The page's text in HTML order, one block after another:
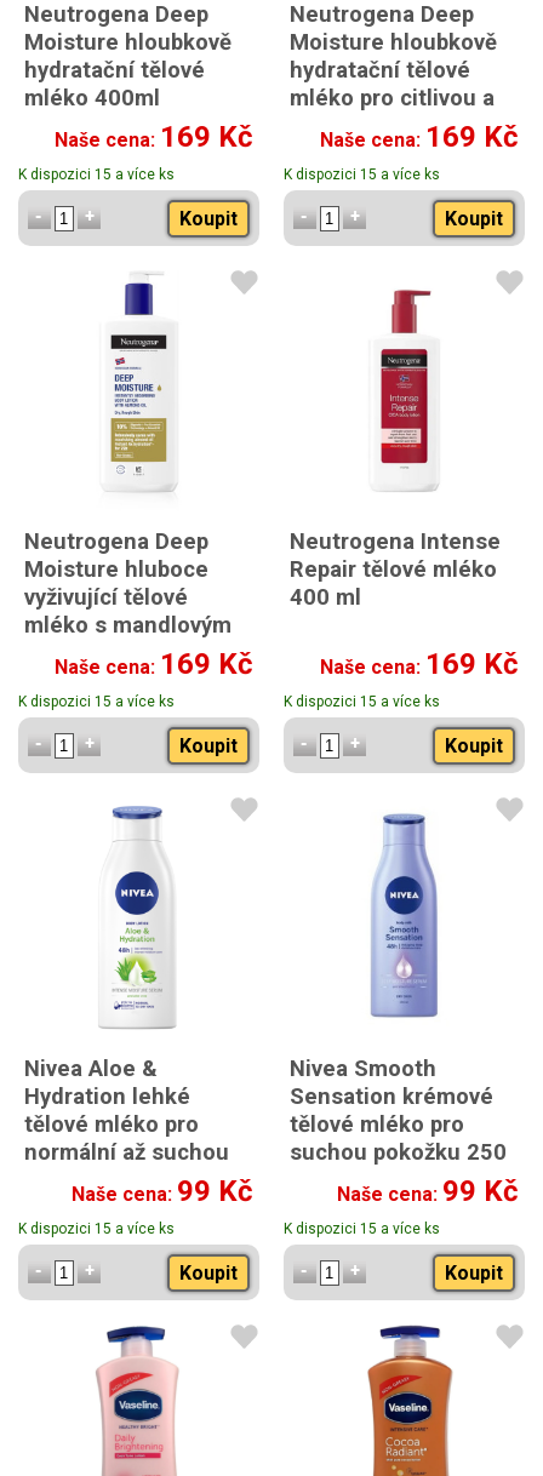
Neutrogena Deep
Moisture hloubkově
hydratační tělové
mléko 400ml
Naše cena: 169 Kč
K dispozici 15 a více ks
Koupit
Neutrogena Deep
Moisture hloubkově
hydratační tělové
mléko pro citlivou a
suchou pokožku
400ml
Naše cena: 169 Kč
K dispozici 15 a více ks
Koupit
Neutrogena Deep
Moisture hluboce
vyživující tělové
mléko s mandlovým
olejem 400ml
Naše cena: 169 Kč
K dispozici 15 a více ks
Koupit
Neutrogena Intense
Repair tělové mléko
400 ml
Naše cena: 169 Kč
K dispozici 15 a více ks
Koupit
Nivea Aloe &
Hydration lehké
tělové mléko pro
normální až suchou
pokožku 200 ml
Naše cena: 99 Kč
K dispozici 15 a více ks
Koupit
Nivea Smooth
Sensation krémové
tělové mléko pro
suchou pokožku 250
Naše cena: 99 Kč
K dispozici 15 a více ks
Koupit